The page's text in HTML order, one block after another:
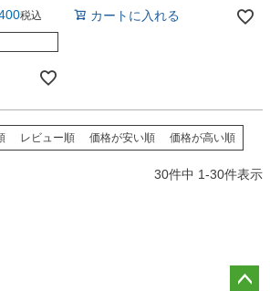
税込 カートに入れる
レビュー順 価格が安い順 価格が高い順
30件中 1-30件表示